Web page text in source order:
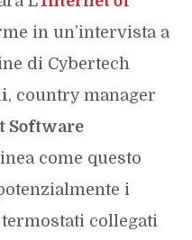
in un’intervista a
di Cybertech
, country manager
Software
come questo
i
collegati